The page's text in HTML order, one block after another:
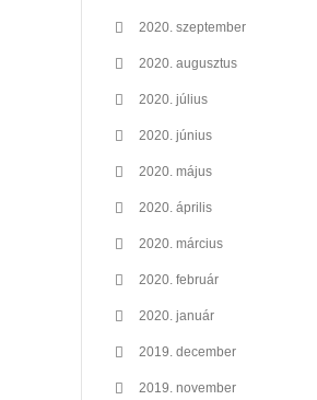
2020. szeptember
2020. augusztus
2020. július
2020. június
2020. május
2020. április
2020. március
2020. február
2020. január
2019. december
2019. november